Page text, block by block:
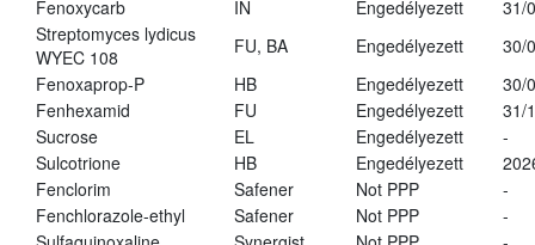
Fenoxycarb IN Engedélyezett
31/
Streptomyces lydicus
WYEC 108
FU, BA Engedélyezett
30/
Fenoxaprop-P
HB Engedélyezett
30/
Fenhexamid
FU Engedélyezett
31/
Sucrose
EL Engedélyezett
-
Sulcotrione
HB Engedélyezett
Fenclorim
Safener Not PPP
-
Fenchlorazole-ethyl
Safener Not PPP
-